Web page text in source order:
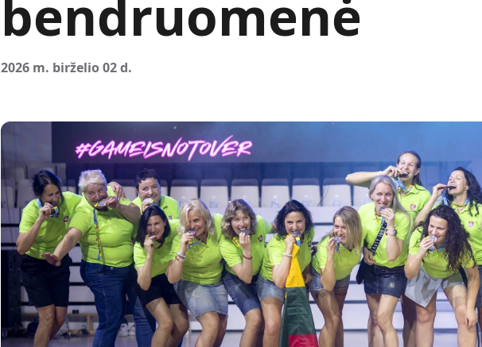
bendruomenė
2026 m. birželio 02 d.